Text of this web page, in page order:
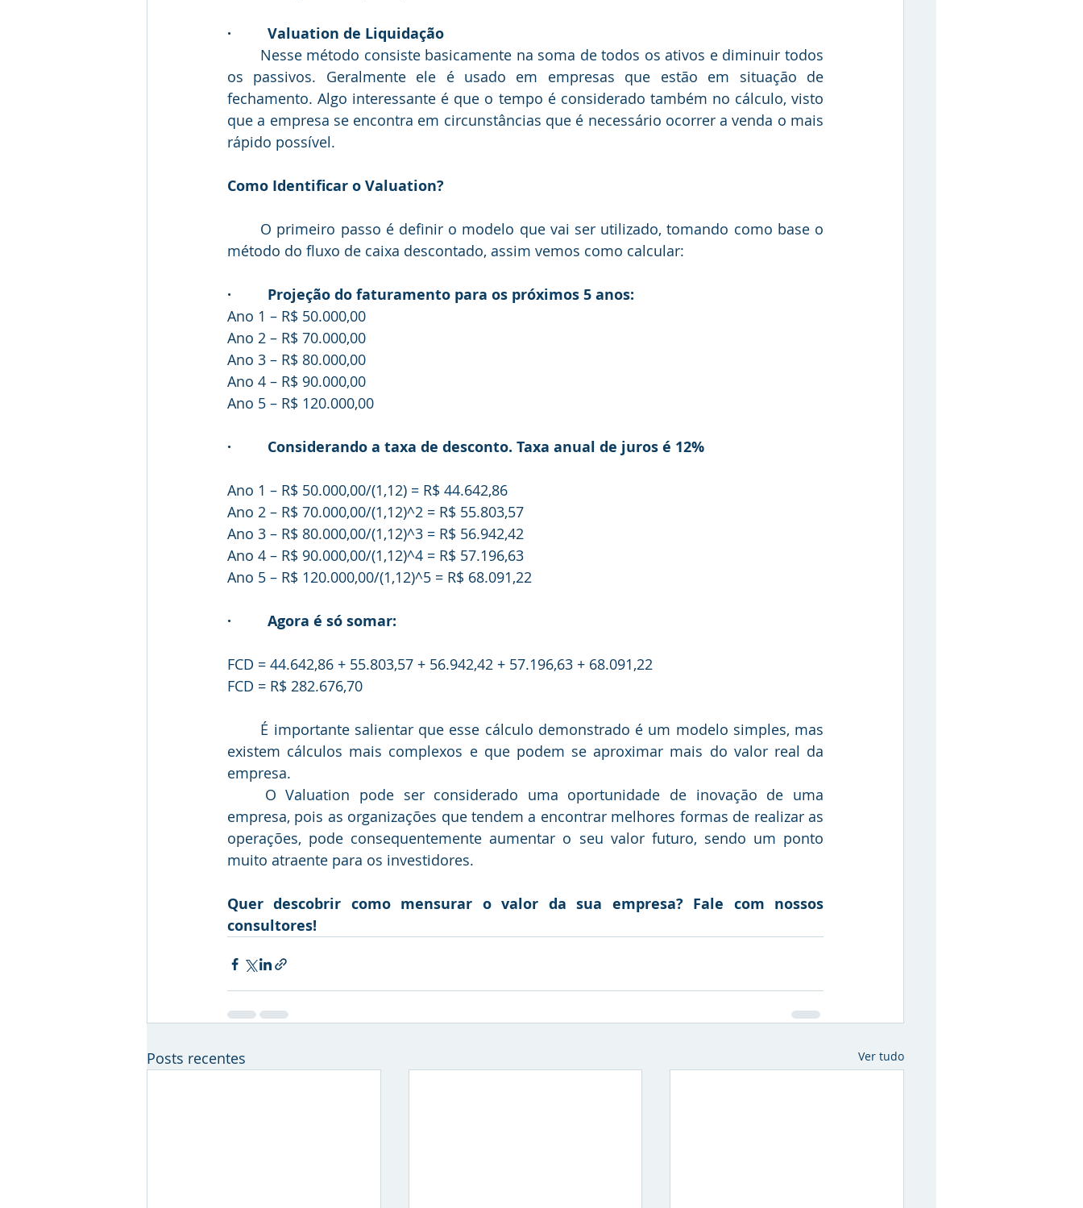
·         Valuation de Liquidação
os passivos. Geralmente ele é usado em empresas que estão em situação de
fechamento. Algo interessante é que o tempo é considerado também no cálculo, visto
que a empresa se encontra em circunstâncias que é necessário ocorrer a venda o mais
rápido possível.
Como Identificar o Valuation?
método do fluxo de caixa descontado, assim vemos como calcular:
·         Projeção do faturamento para os próximos 5 anos:
Ano 1 – R$ 50.000,00
Ano 2 – R$ 70.000,00
Ano 3 – R$ 80.000,00
Ano 4 – R$ 90.000,00
Ano 5 – R$ 120.000,00
·         Considerando a taxa de desconto. Taxa anual de juros é 12%
Ano 1 – R$ 50.000,00/(1,12) = R$ 44.642,86
Ano 2 – R$ 70.000,00/(1,12)^2 = R$ 55.803,57
Ano 3 – R$ 80.000,00/(1,12)^3 = R$ 56.942,42
Ano 4 – R$ 90.000,00/(1,12)^4 = R$ 57.196,63
Ano 5 – R$ 120.000,00/(1,12)^5 = R$ 68.091,22
·         Agora é só somar:
FCD = 44.642,86 + 55.803,57 + 56.942,42 + 57.196,63 + 68.091,22
FCD = R$ 282.676,70
existem cálculos mais complexos e que podem se aproximar mais do valor real da
empresa.
empresa, pois as organizações que tendem a encontrar melhores formas de realizar as
operações, pode consequentemente aumentar o seu valor futuro, sendo um ponto
muito atraente para os investidores.
Quer descobrir como mensurar o valor da sua empresa? Fale com nossos
consultores!
Posts recentes Ver tudo